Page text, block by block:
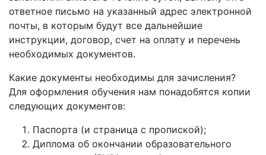
ответное письмо на указанный адрес электронной
почты, в которым будут все дальнейшие
инструкции, договор, счет на оплату и перечень
необходимых документов.
Какие документы необходимы для зачисления?
Для оформления обучения нам понадобятся копии
следующих документов:
Паспорта (и страница с пропиской);
Диплома об окончании образовательного